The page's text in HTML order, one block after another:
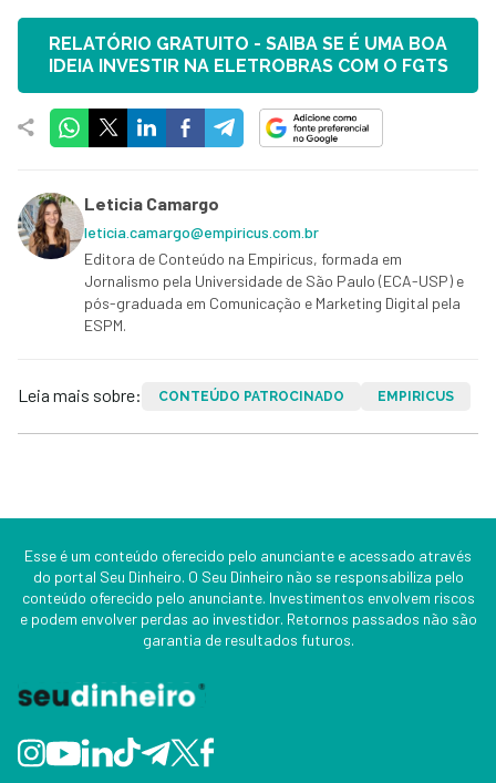
RELATÓRIO GRATUITO - SAIBA SE É UMA BOA
IDEIA INVESTIR NA ELETROBRAS COM O FGTS
Leticia Camargo
leticia.camargo@empiricus.com.br
Editora de Conteúdo na Empiricus, formada em
Jornalismo pela Universidade de São Paulo (ECA-USP) e
pós-graduada em Comunicação e Marketing Digital pela
ESPM.
Leia mais sobre: CONTEÚDO PATROCINADO EMPIRICUS
Esse é um conteúdo oferecido pelo anunciante e acessado através
do portal Seu Dinheiro. O Seu Dinheiro não se responsabiliza pelo
conteúdo oferecido pelo anunciante. Investimentos envolvem riscos
e podem envolver perdas ao investidor. Retornos passados não são
garantia de resultados futuros.